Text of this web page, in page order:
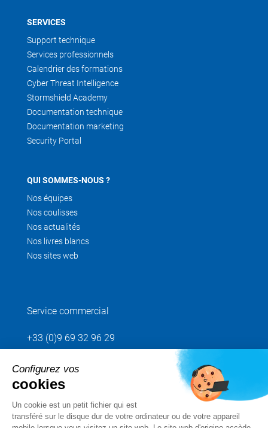
SERVICES
Support technique
Services professionnels
Calendrier des formations
Cyber Threat Intelligence
Stormshield Academy
Documentation technique
Documentation marketing
Security Portal
QUI SOMMES-NOUS ?
Nos équipes
Nos coulisses
Nos actualités
Nos livres blancs
Nos sites web
Service commercial
+33 (0)9 69 32 96 29
Envoyez votre demande
Suivez-nous
Configurez vos
cookies
Un cookie est un petit fichier qui est
transféré sur le disque dur de votre ordinateur ou de votre appareil